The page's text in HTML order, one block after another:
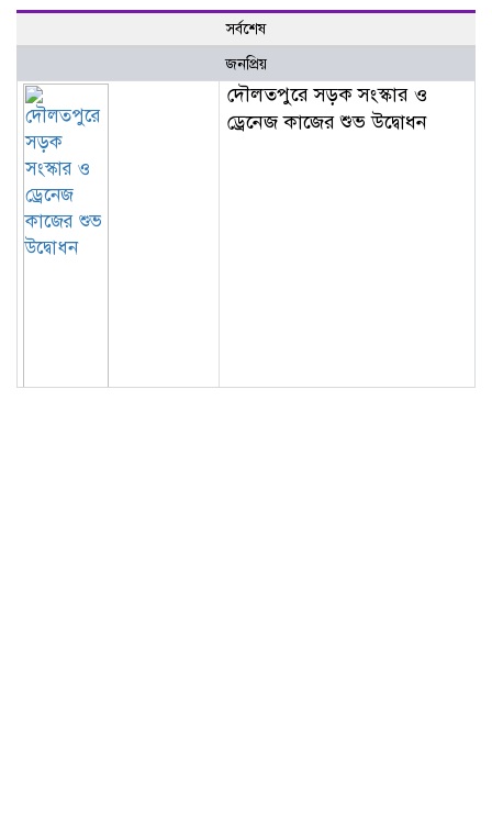
সর্বশেষ
জনপ্রিয়
দৌলতপুরে সড়ক সংস্কার ও
ড্রেনেজ কাজের শুভ উদ্বোধন